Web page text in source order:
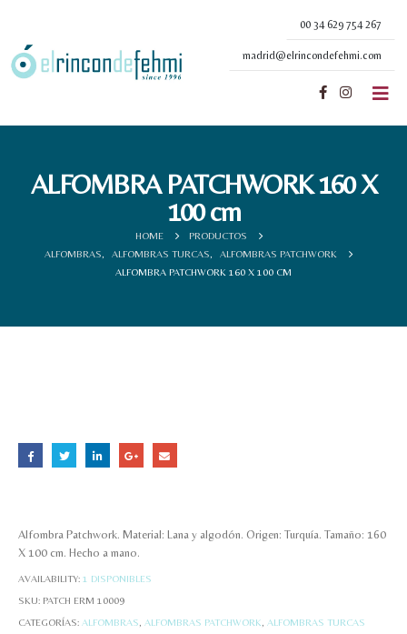
00 34 629 754 267
madrid@elrincondefehmi.com
ALFOMBRA PATCHWORK 160 X
100 cm
HOME
PRODUCTOS
ALFOMBRAS
ALFOMBRAS TURCAS
ALFOMBRAS PATCHWORK
ALFOMBRA PATCHWORK 160 X 100 CM
Alfombra Patchwork. Material: Lana y algodón. Origen: Turquía. Tamaño: 160
X 100 cm. Hecho a mano.
AVAILABILITY: 1 DISPONIBLES
SKU: PATCH ERM 10009
CATEGORÍAS: ALFOMBRAS ALFOMBRAS PATCHWORK ALFOMBRAS TURCAS